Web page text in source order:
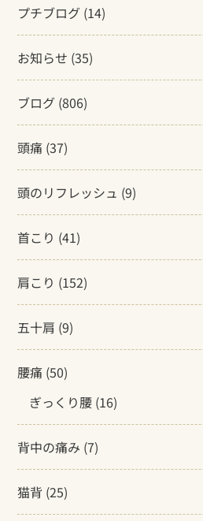
プチブログ (14)
お知らせ (35)
ブログ (806)
頭痛 (37)
頭のリフレッシュ (9)
首こり (41)
肩こり (152)
五十肩 (9)
腰痛 (50)
ぎっくり腰 (16)
背中の痛み (7)
猫背 (25)